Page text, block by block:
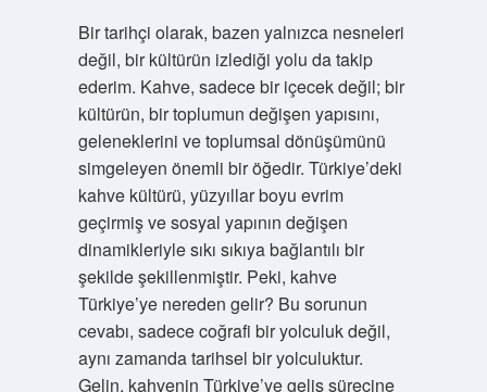
Bir tarihçi olarak, bazen yalnızca nesneleri
değil, bir kültürün izlediği yolu da takip
ederim. Kahve, sadece bir içecek değil; bir
kültürün, bir toplumun değişen yapısını,
geleneklerini ve toplumsal dönüşümünü
simgeleyen önemli bir öğedir. Türkiye’deki
kahve kültürü, yüzyıllar boyu evrim
geçirmiş ve sosyal yapının değişen
dinamikleriyle sıkı sıkıya bağlantılı bir
şekilde şekillenmiştir. Peki, kahve
Türkiye’ye nereden gelir? Bu sorunun
cevabı, sadece coğrafi bir yolculuk değil,
aynı zamanda tarihsel bir yolculuktur.
Gelin, kahvenin Türkiye’ye geliş sürecine